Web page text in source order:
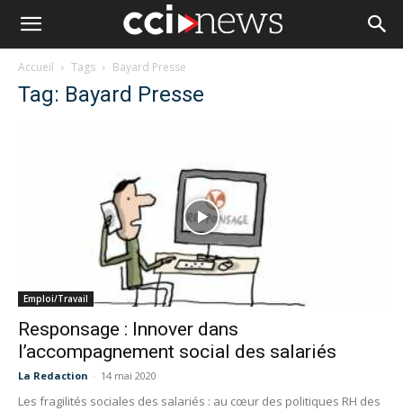
Accueil Tags Bayard Presse
Tag: Bayard Presse
Emploi/Travail
Responsage : Innover dans
l’accompagnement social des salariés
La Redaction - 14 mai 2020
Les fragilités sociales des salariés : au cœur des politiques RH des